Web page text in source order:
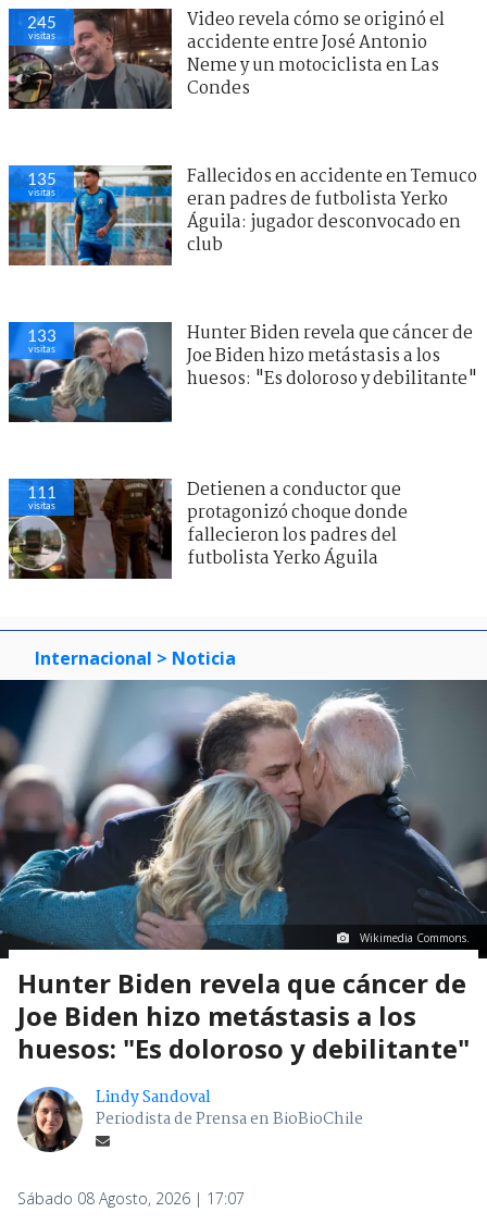
245
visitas
Video revela cómo se originó el
accidente entre José Antonio
Neme y un motociclista en Las
Condes
135
visitas
Fallecidos en accidente en Temuco
eran padres de futbolista Yerko
Águila: jugador desconvocado en
club
133
visitas
Hunter Biden revela que cáncer de
Joe Biden hizo metástasis a los
huesos: "Es doloroso y debilitante"
111
visitas
Detienen a conductor que
protagonizó choque donde
fallecieron los padres del
futbolista Yerko Águila
Internacional > Noticia
Wikimedia Commons.
Hunter Biden revela que cáncer de
Joe Biden hizo metástasis a los
huesos: "Es doloroso y debilitante"
Lindy Sandoval
Periodista de Prensa en BioBioChile
Sábado 08 Agosto, 2026 | 17:07